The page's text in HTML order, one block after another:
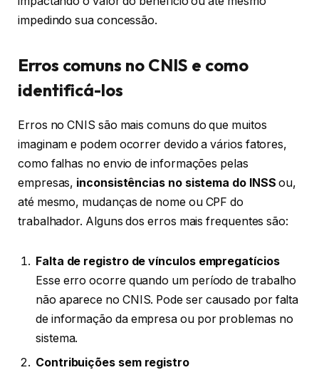
impedindo sua concessão.
Erros comuns no CNIS e como
identificá-los
Erros no CNIS são mais comuns do que muitos
imaginam e podem ocorrer devido a vários fatores,
como falhas no envio de informações pelas
empresas, inconsistências no sistema do INSSou,
até mesmo, mudanças de nome ou CPF do
trabalhador. Alguns dos erros mais frequentes são:
Falta de registro de vínculos empregatícios
Esse erro ocorre quando um período de trabalho
não aparece no CNIS. Pode ser causado por falta
de informação da empresa ou por problemas no
sistema.
Contribuições sem registro